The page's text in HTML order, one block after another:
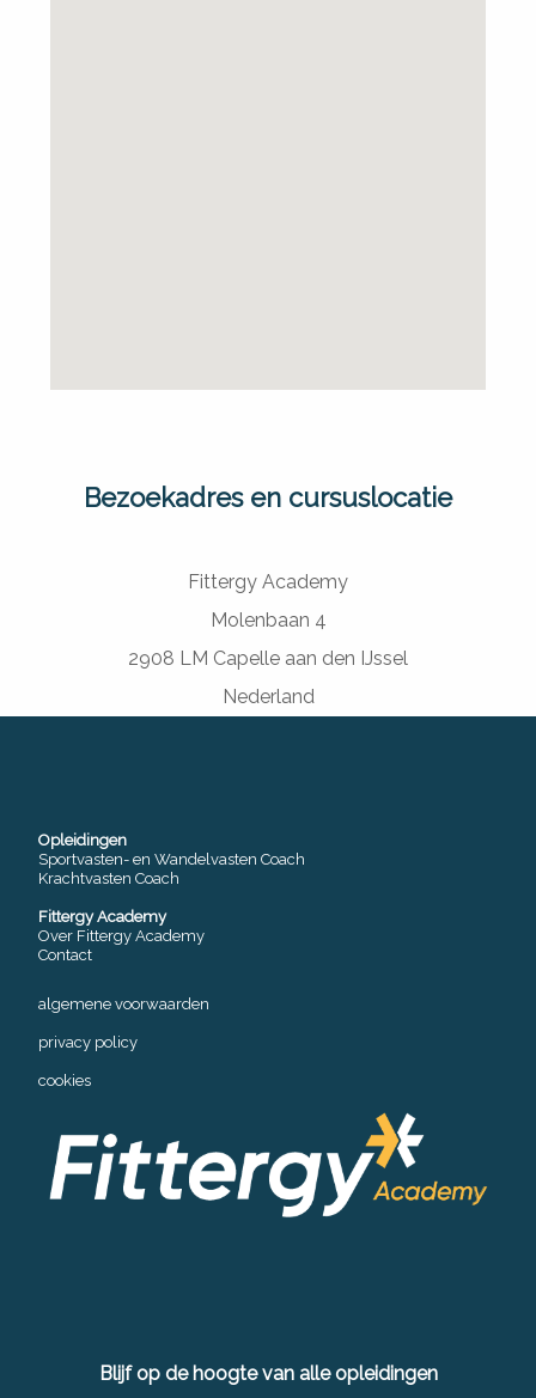
Bezoekadres en cursuslocatie
Fittergy Academy
Molenbaan 4
2908 LM Capelle aan den IJssel
Nederland
Opleidingen
Sportvasten- en Wandelvasten Coach
Krachtvasten Coach
Fittergy Academy
Over Fittergy Academy
Contact
algemene voorwaarden
privacy policy
cookies
Blijf op de hoogte van alle opleidingen